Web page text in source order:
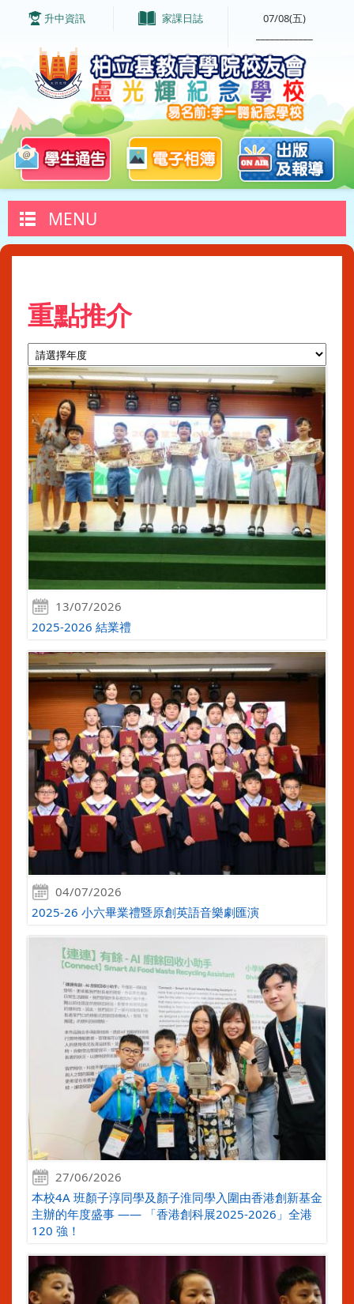
升中資訊 家課日誌
07/08(五)
MENU
重點推介
13/07/2026
2025-2026 結業禮
04/07/2026
2025-26 小六畢業禮暨原創英語音樂劇匯演
27/06/2026
本校4A 班顏子淳同學及顏子淮同學入圍由香港創新基金
主辦的年度盛事 —— 「香港創科展2025-2026」全港
120 強！